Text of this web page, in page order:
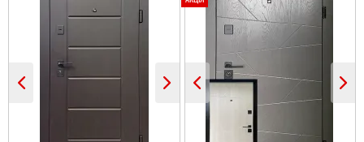
Олег
Сподобався конструктив
та наповненням. Тут ж
терморозрив. Хлопці
...
Іван
Класний дизайн,надійне
дерев'яне покриття,
хороші замки і метал,
гарно утеплені, дякую за
допомогу у виборі
дверей, все дуже
надійно....